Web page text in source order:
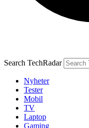
Search TechRadar
Nyheter
Tester
Mobil
TV
Laptop
Gaming